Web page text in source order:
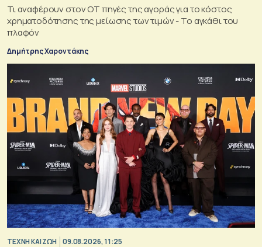
Τι αναφέρουν στον ΟΤ πηγές της αγοράς για το κόστος
χρηματοδότησης της μείωσης των τιμών - Το αγκάθι του
πλαφόν
Δημήτρης Χαροντάκης
TΕΧΝΗ ΚΑΙ ΖΩΗ 09.08.2026, 11:25